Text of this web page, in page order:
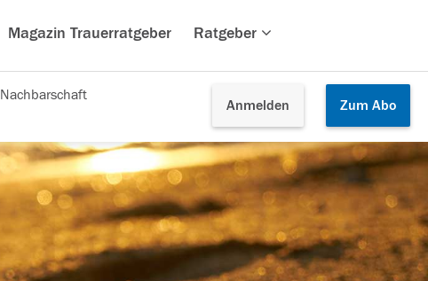
Magazin Trauerratgeber Ratgeber
Anmelden Zum Abo
Nachbarschaft